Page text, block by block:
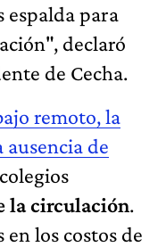
espalda para
declaró
de Cecha.
remoto, la
de
la circulación.
los costos de